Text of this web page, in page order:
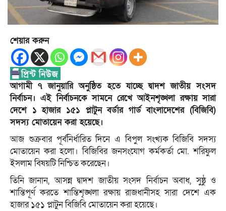
শেয়ার করুন
আগামী ৭ জানুয়ারি অনুষ্ঠিত হতে যাচ্ছে দ্বাদশ জাতীয় সংসদ
নির্বাচন। এই নির্বাচনকে সামনে রেখে আইনশৃঙ্খলা রক্ষায় সারা
দেশে ১ হাজার ১৫১ প্লাটুন বর্ডার গার্ড বাংলাদেশের (বিজিবি)
সদস্য মোতায়েন করা হয়েছে।
আজ শুক্রবার পূর্বনির্ধারিত দিনে এ বিপুল সংখ্যক বিজিবি সদস্য
মোতায়েন করা হলো। বিজিবির জনসংযোগ কর্মকর্তা মো. শরিফুল
ইসলাম বিষয়টি নিশ্চিত করেছেন।
তিনি জানান, আসন্ন দ্বাদশ জাতীয় সংসদ নির্বাচন অবাধ, সুষ্ঠু ও
শান্তিপূর্ণ করতে শান্তিশৃঙ্খলা রক্ষায় রাজধানীসহ সারা দেশে এক
হাজার ১৫১ প্লাটুন বিজিবি মোতায়েন করা হয়েছে।